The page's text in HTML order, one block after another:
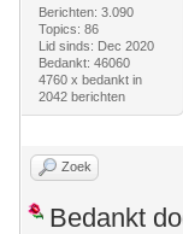
Berichten: 3.090
Topics: 86
Lid sinds: Dec 2020
Bedankt: 46060
4760 x bedankt in
2042 berichten
Zoek
Bedankt